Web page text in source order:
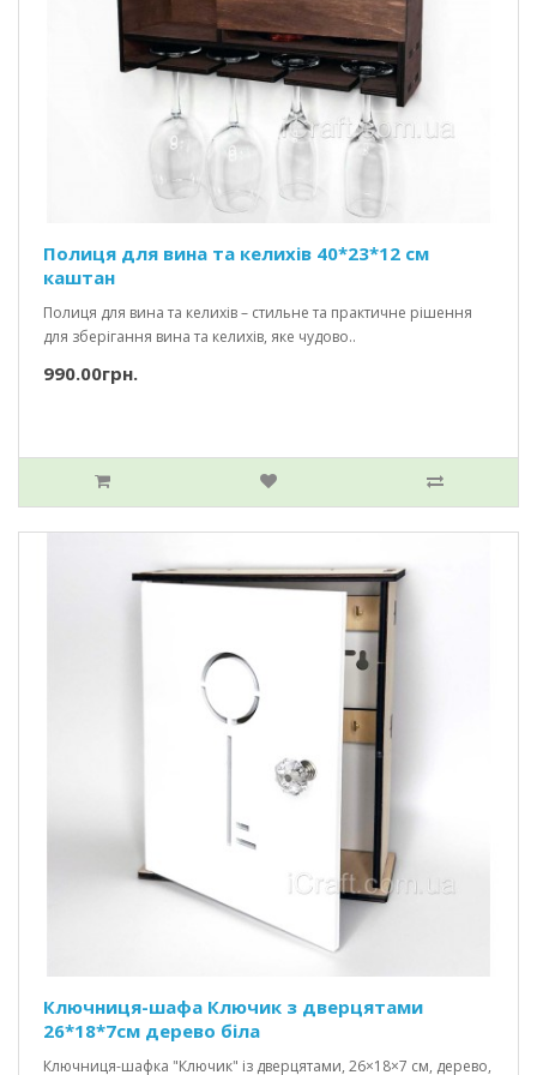
Полиця для вина та келихів 40*23*12 см
каштан
Полиця для вина та келихів – стильне та практичне рішення
для зберігання вина та келихів, яке чудово..
990.00грн.
Ключниця-шафа Ключик з дверцятами
26*18*7см дерево біла
Ключниця-шафка "Ключик" із дверцятами, 26×18×7 см, дерево,